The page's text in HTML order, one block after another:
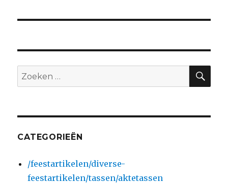
Zoeken
naar:
CATEGORIEËN
/feestartikelen/diverse-
feestartikelen/tassen/aktetassen